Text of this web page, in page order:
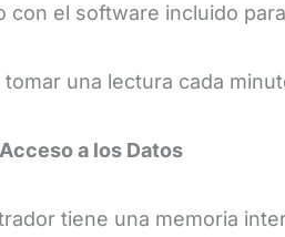
con el software incluido
una lectura cada
a los Datos
tiene una memoria